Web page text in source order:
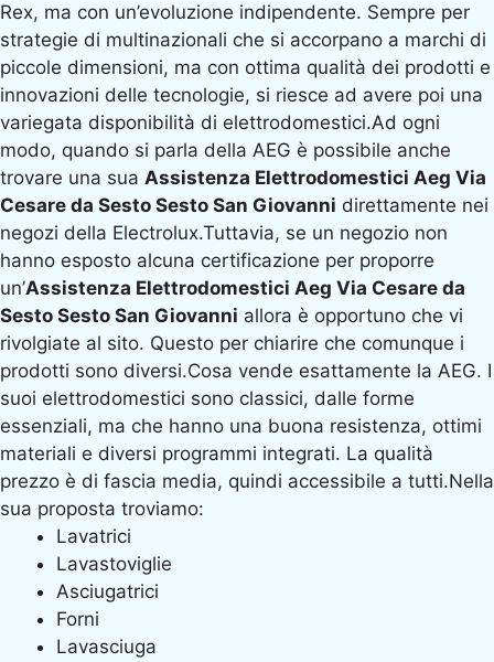
Rex, ma con un’evoluzione indipendente. Sempre per
strategie di multinazionali che si accorpano a marchi di
piccole dimensioni, ma con ottima qualità dei prodotti e
innovazioni delle tecnologie, si riesce ad avere poi una
variegata disponibilità di elettrodomestici.Ad ogni
modo, quando si parla della AEG è possibile anche
trovare una sua Assistenza Elettrodomestici Aeg Via
Cesare da Sesto Sesto San Giovanni direttamente nei
negozi della Electrolux.Tuttavia, se un negozio non
hanno esposto alcuna certificazione per proporre
un’Assistenza Elettrodomestici Aeg Via Cesare da
Sesto Sesto San Giovanni allora è opportuno che vi
rivolgiate al sito. Questo per chiarire che comunque i
prodotti sono diversi.Cosa vende esattamente la AEG. I
suoi elettrodomestici sono classici, dalle forme
essenziali, ma che hanno una buona resistenza, ottimi
materiali e diversi programmi integrati. La qualità
prezzo è di fascia media, quindi accessibile a tutti.Nella
sua proposta troviamo:
Lavatrici
Lavastoviglie
Asciugatrici
Forni
Lavasciuga